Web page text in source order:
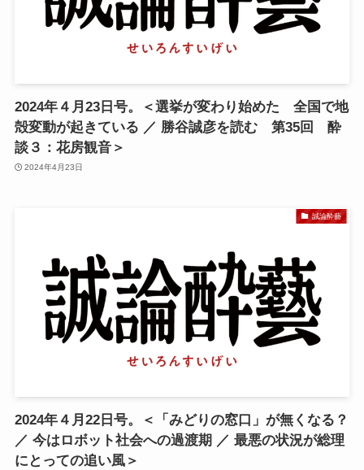
2024年４月23日号。＜選挙が変わり始めた 全国で地
殻変動が起きている ／ 勝谷誠彦を読む 第35回 酔
談３：花房観音＞
2024年4月23日
誠論酔藝
2024年４月22日号。＜「みどりの窓口」が無くなる？
／ 今はロボット社会への過渡期 ／ 最悪の状況が総理
にとっての追い風＞